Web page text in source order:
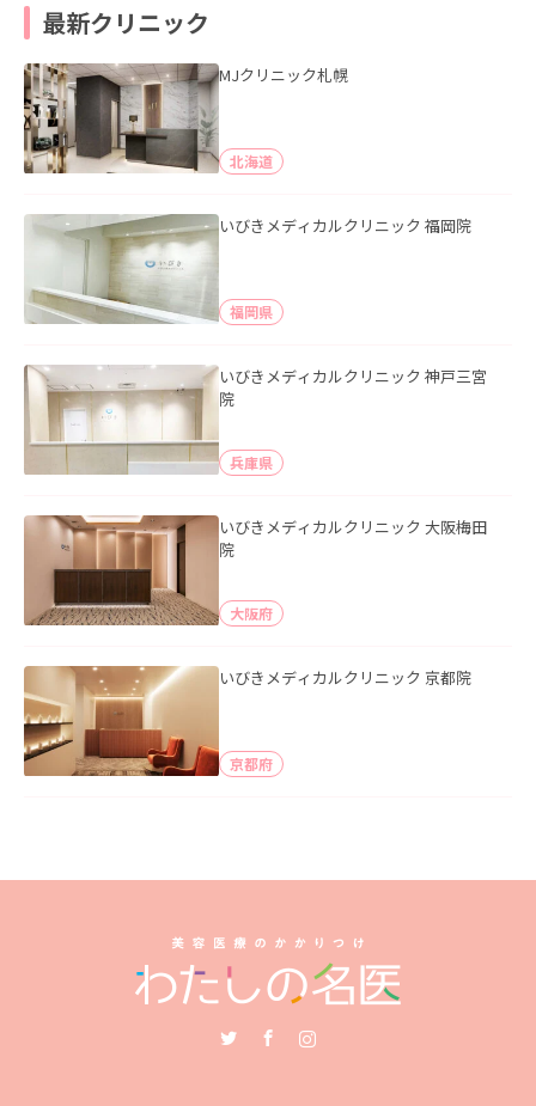
最新クリニック
MJクリニック札幌
北海道
いびきメディカルクリニック 福岡院
福岡県
いびきメディカルクリニック 神戸三宮
院
兵庫県
いびきメディカルクリニック 大阪梅田
院
大阪府
いびきメディカルクリニック 京都院
京都府